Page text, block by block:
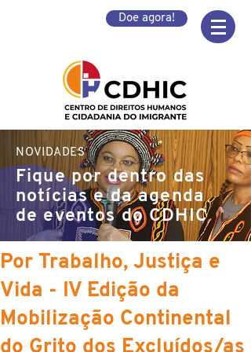
Doe agora!
NOVIDADES
Fique por dentro das
notícias e da agenda
de eventos do CDHIC
Por Trabalho, Justiça e
Vida - IV Edição da
Mobilização Continental
do Grito dos Excluídos/as